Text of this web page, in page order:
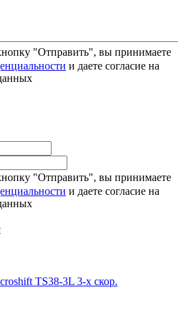
"Отправить", вы принимаете
и даете согласие на
"Отправить", вы принимаете
и даете согласие на
TS38-3L 3-х скор.